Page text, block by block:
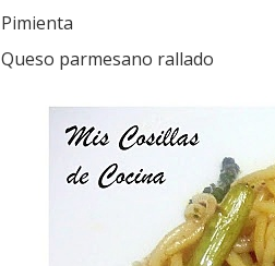
Pimienta
Queso parmesano rallado